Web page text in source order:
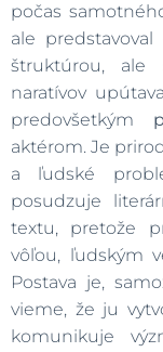
počas
ale
štruktúrou, ale
naratívov
predovšetkým
aktérom. Je
a ľudské
posudzuje
textu, pretože
vôľou, ľudským
Postava je,
vieme, že ju
komunikuje